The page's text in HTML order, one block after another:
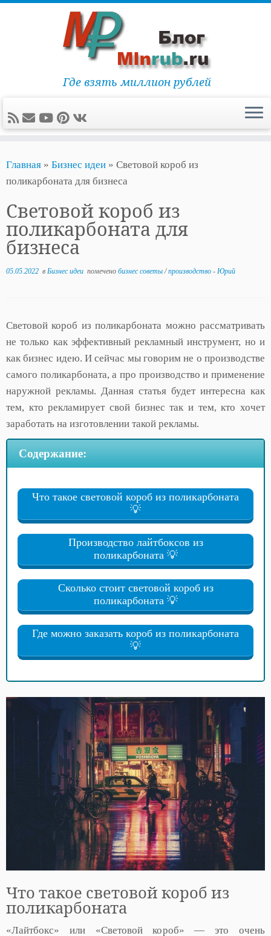
содержимому
Где взять миллион рублей
Главная » Бизнес идеи » Световой короб из
поликарбоната для бизнеса
Световой короб из
поликарбоната для
бизнеса
05.05.2022 в Бизнес идеи помечено бизнес советы/производство - Юрий
Световой короб из поликарбоната можно рассматривать
не только как эффективный рекламный инструмент, но и
как бизнес идею. И сейчас мы говорим не о производстве
самого поликарбоната, а про производство и применение
наружной рекламы. Данная статья будет интересна как
тем, кто рекламирует свой бизнес так и тем, кто хочет
заработать на изготовлении такой рекламы.
Содержание:
Что такое световой короб из поликарбоната
💡
Производство лайтбоксов из
поликарбоната 💡
Сколько стоит световой короб из
поликарбоната 💡
Где можно заказать короб из поликарбоната
💡
Что такое световой короб из
поликарбоната
«Лайтбокс» или «Световой короб» — это очень